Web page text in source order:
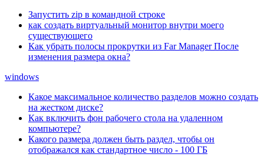
Запустить zip в командной строке
как создать виртуальный монитор внутри моего
существующего
Как убрать полосы прокрутки из Far Manager После
изменения размера окна?
windows
Какое максимальное количество разделов можно создать
на жестком диске?
Как включить фон рабочего стола на удаленном
компьютере?
Какого размера должен быть раздел, чтобы он
отображался как стандартное число - 100 ГБ